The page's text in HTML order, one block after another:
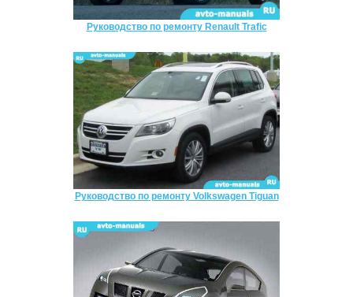
Руководство по ремонту Renault Trafic
Руководство по ремонту Volkswagen Tiguan